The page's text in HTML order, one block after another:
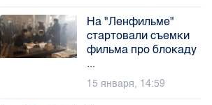
На "Ленфильме"
стартовали съемки
фильма про блокаду
...
15 января, 14:59